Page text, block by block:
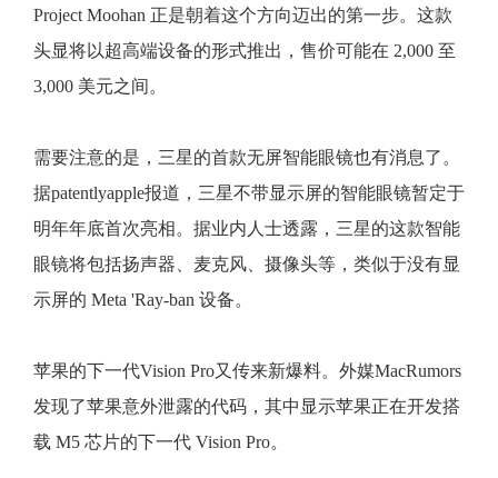
Project Moohan 正是朝着这个方向迈出的第一步。这款
头显将以超高端设备的形式推出，售价可能在 2,000 至
3,000 美元之间。
需要注意的是，三星的首款无屏智能眼镜也有消息了。
据patentlyapple报道，三星不带显示屏的智能眼镜暂定于
明年年底首次亮相。据业内人士透露，三星的这款智能
眼镜将包括扬声器、麦克风、摄像头等，类似于没有显
示屏的 Meta 'Ray-ban 设备。
苹果的下一代Vision Pro又传来新爆料。外媒MacRumors
发现了苹果意外泄露的代码，其中显示苹果正在开发搭
载 M5 芯片的下一代 Vision Pro。